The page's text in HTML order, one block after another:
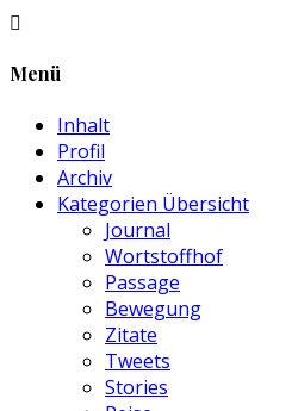
Menü
Inhalt
Profil
Archiv
Kategorien Übersicht
Journal
Wortstoffhof
Passage
Bewegung
Zitate
Tweets
Stories